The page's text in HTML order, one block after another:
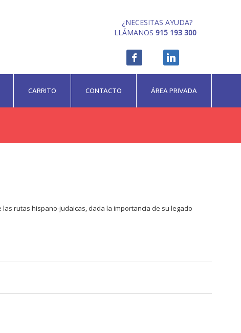
¿NECESITAS AYUDA?
LLÁMANOS 915 193 300
CARRITO CONTACTO ÁREA PRIVADA
rutas hispano-judaicas, dada la importancia de su legado